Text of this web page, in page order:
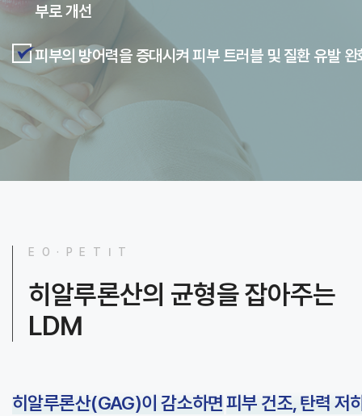
부로 개선
피부의 방어력을 증대시켜 피부 트러블 및 질환 유발 완
E O · P E T I T
히알루론산의 균형을 잡아주는
LDM
히알루론산(GAG)이 감소하면피부 건조, 탄력 저